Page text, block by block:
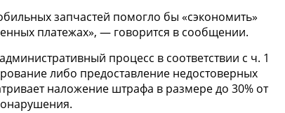
запчастей помогло бы «сэкономить»
платежах», — говорится в сообщении.
процесс в соответствии с ч. 1
либо предоставление недостоверных
наложение штрафа в размере до 30% от